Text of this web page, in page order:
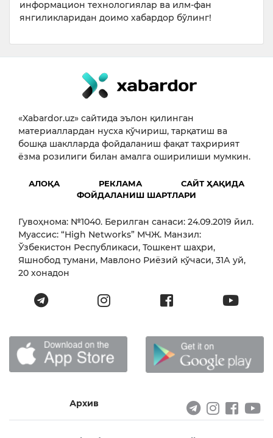
информацион технологиялар ва илм-фан
янгиликларидан доимо хабардор бўлинг!
«Xabardor.uz» сайтида эълон қилинган
материаллардан нусха кўчириш, тарқатиш ва
бошқа шаклларда фойдаланиш фақат таҳририят
ёзма розилиги билан амалга оширилиши мумкин.
АЛОҚА РЕКЛАМА
САЙТ ҲАҚИДА
ФОЙДАЛАНИШ ШАРТЛАРИ
Гувоҳнома: №1040. Берилган санаси: 24.09.2019 йил.
Муассис: “High Networks” МЧЖ. Манзил:
Ўзбекистон Республикаси, Тошкент шаҳри,
Яшнобод тумани, Мавлоно Риёзий кўчаси, 31А уй,
20 хонадон
Архив